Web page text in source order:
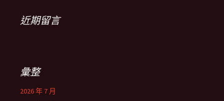
近期留言
彙整
2026 年 7 月